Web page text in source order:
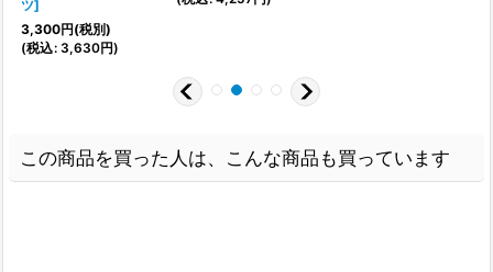
ツ]
3,300円(税別)
(税込: 3,630円)
この商品を買った人は、こんな商品も買っています